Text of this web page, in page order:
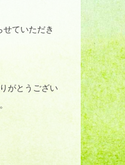
ていただき
がとうござい